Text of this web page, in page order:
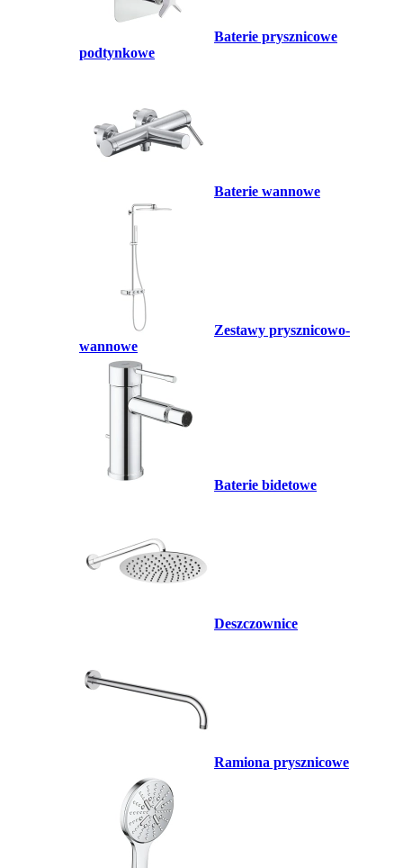
Baterie prysznicowe
podtynkowe
Baterie wannowe
Zestawy prysznicowo-
wannowe
Baterie bidetowe
Deszczownice
Ramiona prysznicowe